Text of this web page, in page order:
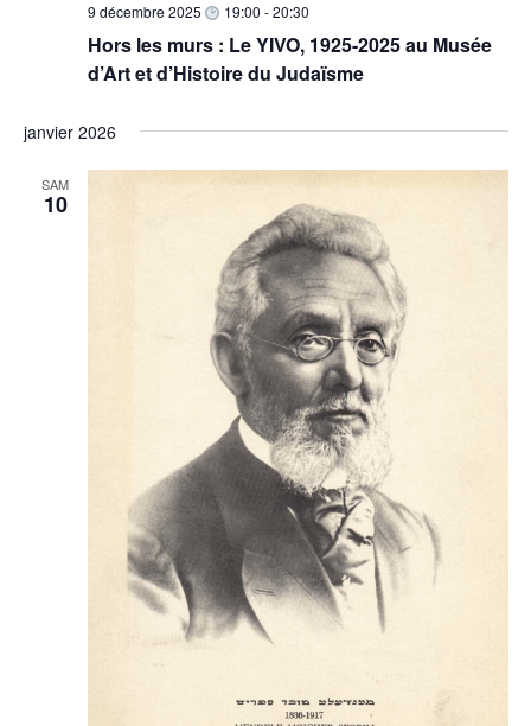
Hors les murs : Le YIVO, 1925-2025 au Musée
d’Art et d’Histoire du Judaïsme
9 décembre 2025 19:00 -20:30
janvier 2026
SAM
10